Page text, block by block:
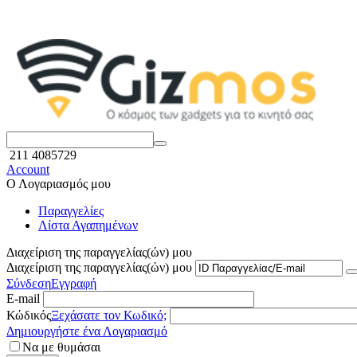
211 4085729
Account
Ο Λογαριασμός μου
Παραγγελίες
Λίστα Αγαπημένων
Διαχείριση της παραγγελίας(ών) μου
Διαχείριση της παραγγελίας(ών) μου
ΣύνδεσηΕγγραφή
E-mail
ΚώδικόςΞεχάσατε τον Κωδικό;
Δημιουργήστε ένα Λογαριασμό
Να με θυμάσαι